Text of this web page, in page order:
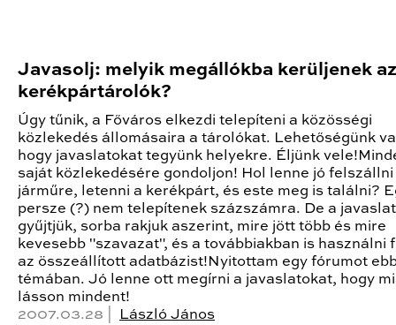
Javasolj: melyik megállókba kerüljenek
kerékpártárolók?
Úgy tűnik, a Főváros elkezdi telepíteni a közösségi
közlekedés állomásaira a tárolókat. Lehetőségünk
hogy javaslatokat tegyünk helyekre. Éljünk
saját közlekedésére gondoljon! Hol lenne jó felszállni
járműre, letenni a kerékpárt, és este meg is találni?
persze (?) nem telepítenek százszámra. De a
gyűjtjük, sorba rakjuk aszerint, mire jött több és mire
kevesebb "szavazat", és a továbbiakban is használni
az összeállított adatbázist!Nyitottam egy fórumot
témában. Jó lenne ott megírni a javaslatokat, hogy
lásson mindent!
2007.03.28 |
László János